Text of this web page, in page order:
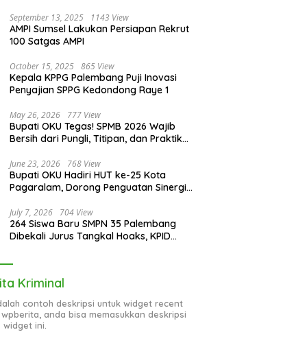
September 13, 2025 1143 View
AMPI Sumsel Lakukan Persiapan Rekrut
100 Satgas AMPI
October 15, 2025 865 View
Kepala KPPG Palembang Puji Inovasi
Penyajian SPPG Kedondong Raye 1
May 26, 2026 777 View
Bupati OKU Tegas! SPMB 2026 Wajib
Bersih dari Pungli, Titipan, dan Praktik
June 23, 2026 768 View
Bupati OKU Hadiri HUT ke-25 Kota
Pagaralam, Dorong Penguatan Sinergi
July 7, 2026 704 View
264 Siswa Baru SMPN 35 Palembang
Dibekali Jurus Tangkal Hoaks, KPID
Kriminal
contoh deskripsi untuk widget recent
anda bisa memasukkan deskripsi
widget ini.